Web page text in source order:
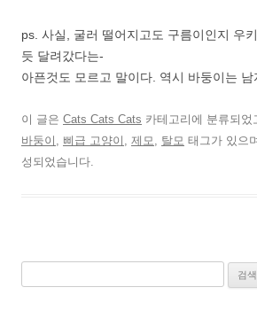
ps. 사실, 굴러 떨어지고도 구름이인지 우
듯 달려갔다는-
아픈것도 모르고 말이다. 역시 바둥이는 남
이 글은 Cats Cats Cats 카테고리에 분류되었
바둥이
삐급 고양이 제모 탈모 태그가 있으
성되었습니다.
색: